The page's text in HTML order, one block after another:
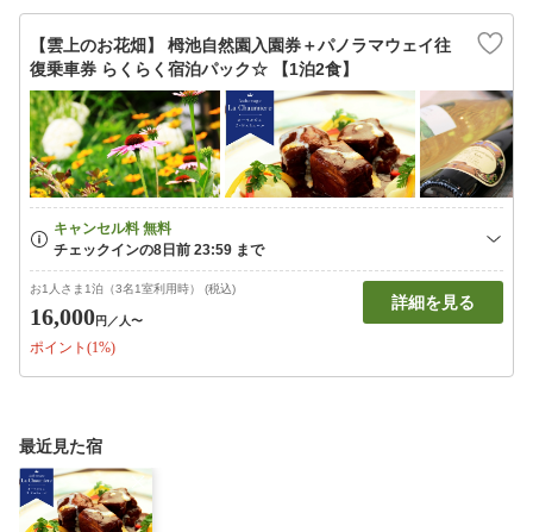
【雲上のお花畑】 栂池自然園入園券＋パノラマウェイ往
復乗車券 らくらく宿泊パック☆ 【1泊2食】
お1人さま1泊（3名1室利用時） (税込)
16,000円 ／人〜
ポイント(1%)
詳細を見る
最近見た宿